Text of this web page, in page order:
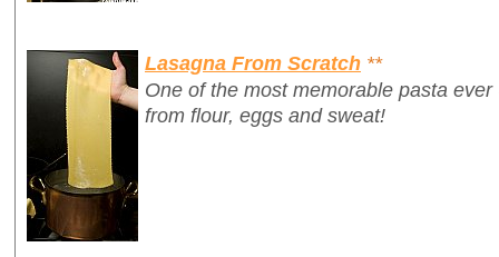
Lasagna From Scratch **
One of the most memorable pasta
from flour, eggs and sweat!